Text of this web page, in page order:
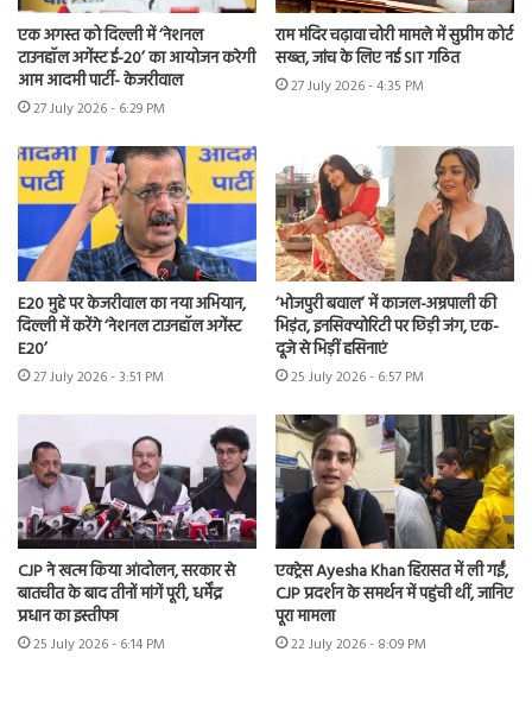
एक अगस्त को दिल्ली में ‘नेशनल
टाउनहॉल अगेंस्ट ई-20’ का आयोजन करेगी
आम आदमी पार्टी- केजरीवाल
27 July 2026 - 6:29 PM
राम मंदिर चढ़ावा चोरी मामले में सुप्रीम कोर्ट
सख्त, जांच के लिए नई SIT गठित
27 July 2026 - 4:35 PM
E20 मुद्दे पर केजरीवाल का नया अभियान,
दिल्ली में करेंगे ‘नेशनल टाउनहॉल अगेंस्ट
E20’
27 July 2026 - 3:51 PM
‘भोजपुरी बवाल’ में काजल-अम्रपाली की
भिड़ंत, इनसिक्योरिटी पर छिड़ी जंग, एक-
दूजे से भिड़ीं हसिनाएं
25 July 2026 - 6:57 PM
CJP ने खत्म किया आंदोलन, सरकार से
बातचीत के बाद तीनों मांगें पूरी, धर्मेंद्र
प्रधान का इस्तीफा
25 July 2026 - 6:14 PM
एक्ट्रेस Ayesha Khan हिरासत में ली गईं,
CJP प्रदर्शन के समर्थन में पहुंची थीं, जानिए
पूरा मामला
22 July 2026 - 8:09 PM